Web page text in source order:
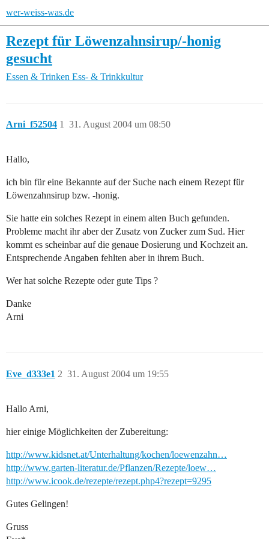
wer-weiss-was.de
Rezept für Löwenzahnsirup/-honig
gesucht
Essen & Trinken Ess- & Trinkkultur
Arni_f52504 31. August 2004 um 08:50
1
Hallo,
ich bin für eine Bekannte auf der Suche nach einem Rezept für
Löwenzahnsirup bzw. -honig.
Sie hatte ein solches Rezept in einem alten Buch gefunden.
Probleme macht ihr aber der Zusatz von Zucker zum Sud. Hier
kommt es scheinbar auf die genaue Dosierung und Kochzeit an.
Entsprechende Angaben fehlten aber in ihrem Buch.
Wer hat solche Rezepte oder gute Tips ?
Danke
Arni
Eve_d333e1 31. August 2004 um 19:55
2
Hallo Arni,
hier einige Möglichkeiten der Zubereitung:
http://www.kidsnet.at/Unterhaltung/kochen/loewenzahn…
http://www.garten-literatur.de/Pflanzen/Rezepte/loew…
http://www.icook.de/rezepte/rezept.php4?rezept=9295
Gutes Gelingen!
Gruss